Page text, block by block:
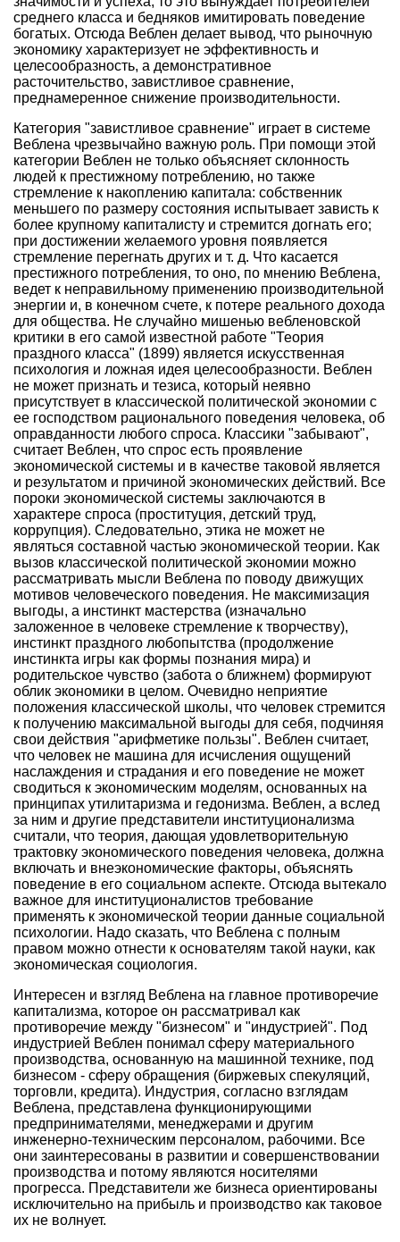
среднего класса и бедняков имитировать поведение
богатых. Отсюда Веблен делает вывод, что рыночную
экономику характеризует не эффективность и
целесообразность, а демонстративное
расточительство, завистливое сравнение,
преднамеренное снижение производительности.
Категория "завистливое сравнение" играет в системе
Веблена чрезвычайно важную роль. При помощи этой
категории Веблен не только объясняет склонность
людей к престижному потреблению, но также
стремление к накоплению капитала: собственник
меньшего по размеру состояния испытывает зависть к
более крупному капиталисту и стремится догнать его;
при достижении желаемого уровня появляется
стремление перегнать других и т. д. Что касается
престижного потребления, то оно, по мнению Веблена,
ведет к неправильному применению производительной
энергии и, в конечном счете, к потере реального дохода
для общества. Не случайно мишенью вебленовской
критики в его самой известной работе "Теория
праздного класса" (1899) является искусственная
психология и ложная идея целесообразности. Веблен
не может признать и тезиса, который неявно
присутствует в классической политической экономии с
ее господством рационального поведения человека, об
оправданности любого спроса. Классики "забывают",
считает Веблен, что спрос есть проявление
экономической системы и в качестве таковой является
и результатом и причиной экономических действий. Все
пороки экономической системы заключаются в
характере спроса (проституция, детский труд,
коррупция). Следовательно, этика не может не
являться составной частью экономической теории. Как
вызов классической политической экономии можно
рассматривать мысли Веблена по поводу движущих
мотивов человеческого поведения. Не максимизация
выгоды, а инстинкт мастерства (изначально
заложенное в человеке стремление к творчеству),
инстинкт праздного любопытства (продолжение
инстинкта игры как формы познания мира) и
родительское чувство (забота о ближнем) формируют
облик экономики в целом. Очевидно неприятие
положения классической школы, что человек стремится
к получению максимальной выгоды для себя, подчиняя
свои действия "арифметике пользы". Веблен считает,
что человек не машина для исчисления ощущений
наслаждения и страдания и его поведение не может
сводиться к экономическим моделям, основанных на
принципах утилитаризма и гедонизма. Веблен, а вслед
за ним и другие представители институционализма
считали, что теория, дающая удовлетворительную
трактовку экономического поведения человека, должна
включать и внеэкономические факторы, объяснять
поведение в его социальном аспекте. Отсюда вытекало
важное для институционалистов требование
применять к экономической теории данные социальной
психологии. Надо сказать, что Веблена с полным
правом можно отнести к основателям такой науки, как
экономическая социология.
Интересен и взгляд Веблена на главное противоречие
капитализма, которое он рассматривал как
противоречие между "бизнесом" и "индустрией". Под
индустрией Веблен понимал сферу материального
производства, основанную на машинной технике, под
бизнесом - сферу обращения (биржевых спекуляций,
торговли, кредита). Индустрия, согласно взглядам
Веблена, представлена функционирующими
предпринимателями, менеджерами и другим
инженерно-техническим персоналом, рабочими. Все
они заинтересованы в развитии и совершенствовании
производства и потому являются носителями
прогресса. Представители же бизнеса ориентированы
исключительно на прибыль и производство как таковое
их не волнует.